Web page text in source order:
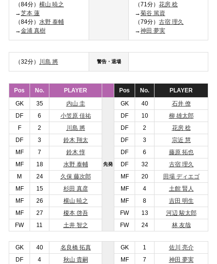
（84分） 横山 暁之
→芝本 蓮
（84分） 水野 泰輔
→金浦 真樹
（71分） 花房 稔
→菊谷 篤資
（79分） 古宿 理久
→神田 夢実
（32分） 川島 將 警告・退場
Pos No. PLAYER Pos No.
PLAYER
GK
35 内山 圭
先発
GK 40
石井 僚
DF
6 小笠原 佳祐 DF 10
柳 雄太郎
F
2 川島 將 DF 2
花房 稔
DF
3 鈴木 翔太 DF 3
宗近 慧
MF
7 鈴木 惇 DF 6
藤原 拓也
MF
18 水野 泰輔 DF 32
古宿 理久
M
24 久保 藤次郎 MF 20
田場 ディエゴ
MF
15 杉田 真彦 MF 4
土館 賢人
MF
26 横山 暁之 MF 8
吉田 明生
MF
27 榎本 啓吾 FW 13
河辺 駿太郎
FW
11 土井 智之 FW 24 林 友哉
GK 40 名良橋 拓真 GK 1
佐川 亮介
DF
4 秋山 貴嗣 MF 7
神田 夢実